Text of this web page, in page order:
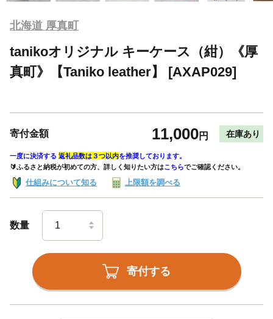
北海道 厚真町
tanikoオリジナル キーケース（紺）《厚
真町》【Taniko leather】 [AXAP029]
寄付金額 11,000円 在庫あり
一度に決済する 返礼品数は３つ以内を推奨しております。
🔰ふるさと納税が初めての方、詳しく知りたい方はこちらでご確認ください。
仕組みについて知る 上限額を調べる
数量
寄付する